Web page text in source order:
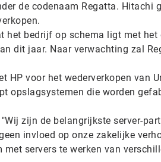
de codenaam Regatta. Hitachi
het bedrijf op schema ligt met het
dit jaar. Naar verwachting zal
HP voor het wederverkopen van
opslagsystemen die worden
zijn de belangrijkste server-
invloed op onze zakelijke
servers te werken van